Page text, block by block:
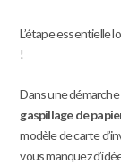
L’étape essentielle
!
Dans une
gaspillage de
modèle de carte
vous manquez